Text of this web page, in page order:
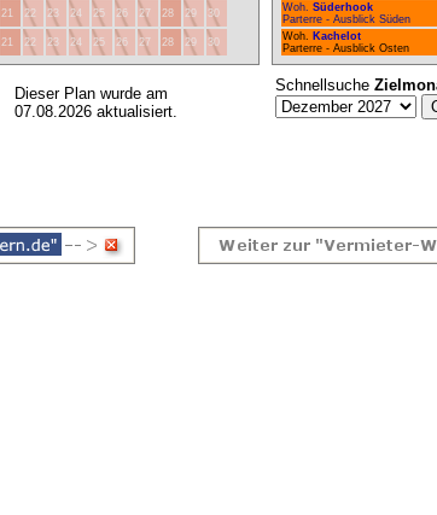
21 22 23 24 25 26 27 28 29
30
21 22 23 24 25 26 27 28 29 30
Dieser Plan wurde am
07.08.2026 aktualisiert.
Woh. Süderhook
Parterre - Ausblick Süden
Woh. Kachelot
Parterre - Ausblick Osten
Schnellsuche